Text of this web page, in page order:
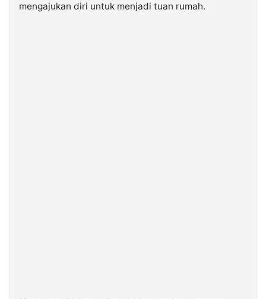
2026mengajukan diri untuk menjadi tuan rumah.